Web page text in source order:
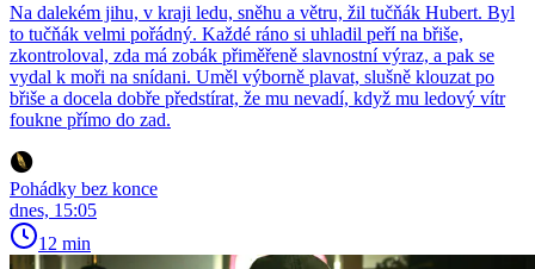
Na dalekém jihu, v kraji ledu, sněhu a větru, žil tučňák Hubert. Byl
to tučňák velmi pořádný. Každé ráno si uhladil peří na břiše,
zkontroloval, zda má zobák přiměřeně slavnostní výraz, a pak se
vydal k moři na snídani. Uměl výborně plavat, slušně klouzat po
břiše a docela dobře předstírat, že mu nevadí, když mu ledový vítr
foukne přímo do zad.
Pohádky bez konce
dnes, 15:05
12 min